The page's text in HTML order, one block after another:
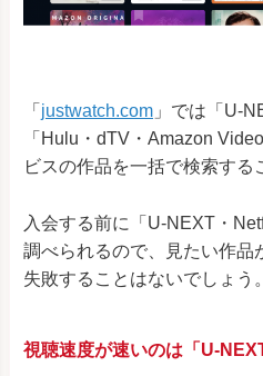
「 justwatch.com 」では「U-
「Hulu・dTV・Amazon
ビスの作品を一括で検索する
入会する前に「U-NEXT・
調べられるので、見たい作品
失敗することはないでしょう。
視聴速度が速いのは「U-